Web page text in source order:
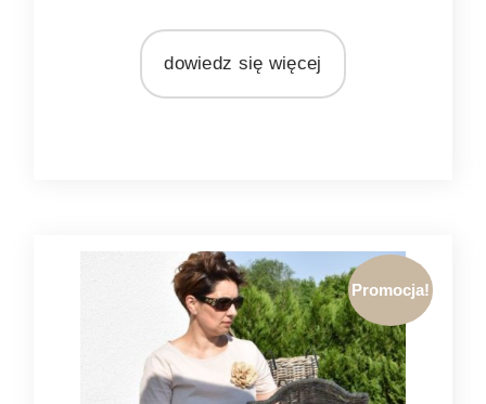
Light&Living
dowiedz się więcej
Promocja!